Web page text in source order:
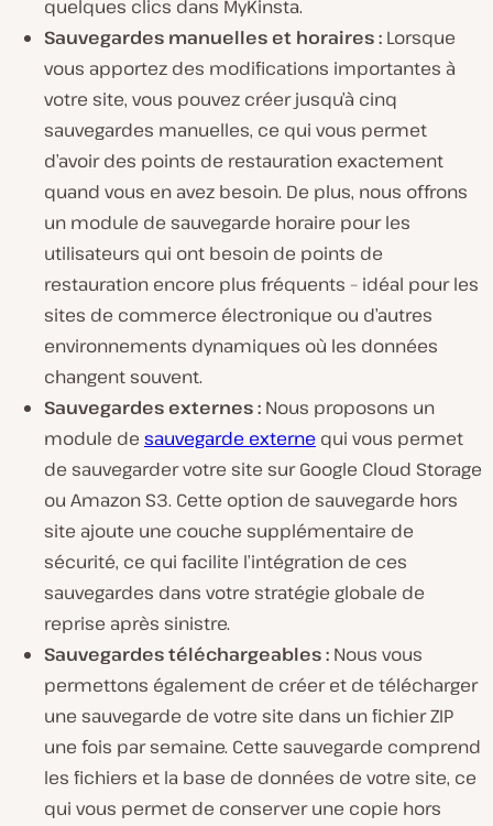
quelques clics dans MyKinsta.
Sauvegardes manuelles et horaires : Lorsque
vous apportez des modifications importantes à
votre site, vous pouvez créer jusqu’à cinq
sauvegardes manuelles, ce qui vous permet
d’avoir des points de restauration exactement
quand vous en avez besoin. De plus, nous offrons
un module de sauvegarde horaire pour les
utilisateurs qui ont besoin de points de
restauration encore plus fréquents – idéal pour les
sites de commerce électronique ou d’autres
environnements dynamiques où les données
changent souvent.
Sauvegardes externes : Nous proposons un
module de sauvegarde externe qui vous permet
de sauvegarder votre site sur Google Cloud Storage
ou Amazon S3. Cette option de sauvegarde hors
site ajoute une couche supplémentaire de
sécurité, ce qui facilite l’intégration de ces
sauvegardes dans votre stratégie globale de
reprise après sinistre.
Sauvegardes téléchargeables : Nous vous
permettons également de créer et de télécharger
une sauvegarde de votre site dans un fichier ZIP
une fois par semaine. Cette sauvegarde comprend
les fichiers et la base de données de votre site, ce
qui vous permet de conserver une copie hors